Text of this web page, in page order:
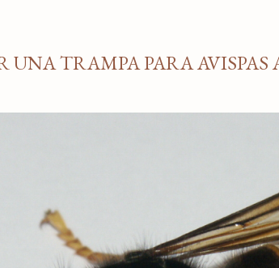
UNA TRAMPA PARA AVISPAS